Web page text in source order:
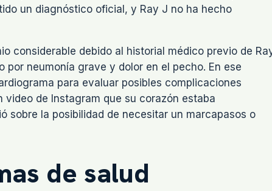
un diagnóstico oficial, y Ray J no ha hecho
considerable debido al historial médico previo de
neumonía grave y dolor en el pecho. En ese
para evaluar posibles complicaciones
de Instagram que su corazón estaba
sobre la posibilidad de necesitar un marcapasos o
de salud